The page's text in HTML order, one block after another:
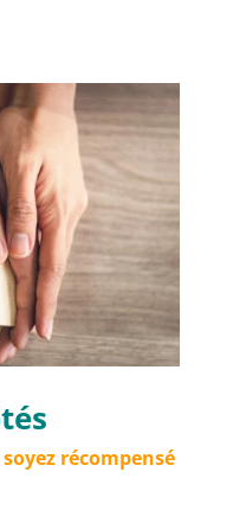
récompensé